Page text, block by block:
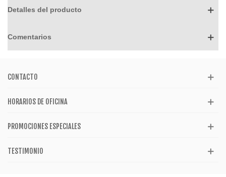
Detalles del producto
Comentarios
CONTACTO
HORARIOS DE OFICINA
PROMOCIONES ESPECIALES
TESTIMONIO